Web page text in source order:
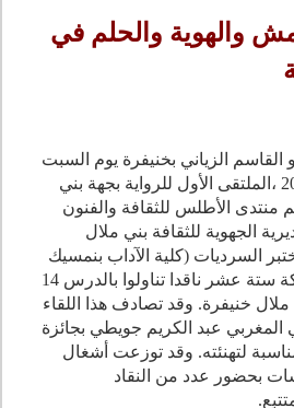
والهوية والحلم في
القاسم الزياني بخنيفرة يوم السبت
خامس عشر أبريل 2017 ،الملتقى الأول للرواية بجهة بني
منتدى الأطلس للثقافة والفنون
الجهوية للثقافة بني ملال
السرديات (كلية الآداب بنمسيك
بالدار البيضاء)، بمشاركة ستة عشر ناقدا تناولوا بالدرس 14
خنيفرة. وقد تصادف هذا اللقاء
المغربي عبد الكريم جويطي بجائزة
لتهنئته. وقد توزعت أشغال
بحضور عدد من النقاد